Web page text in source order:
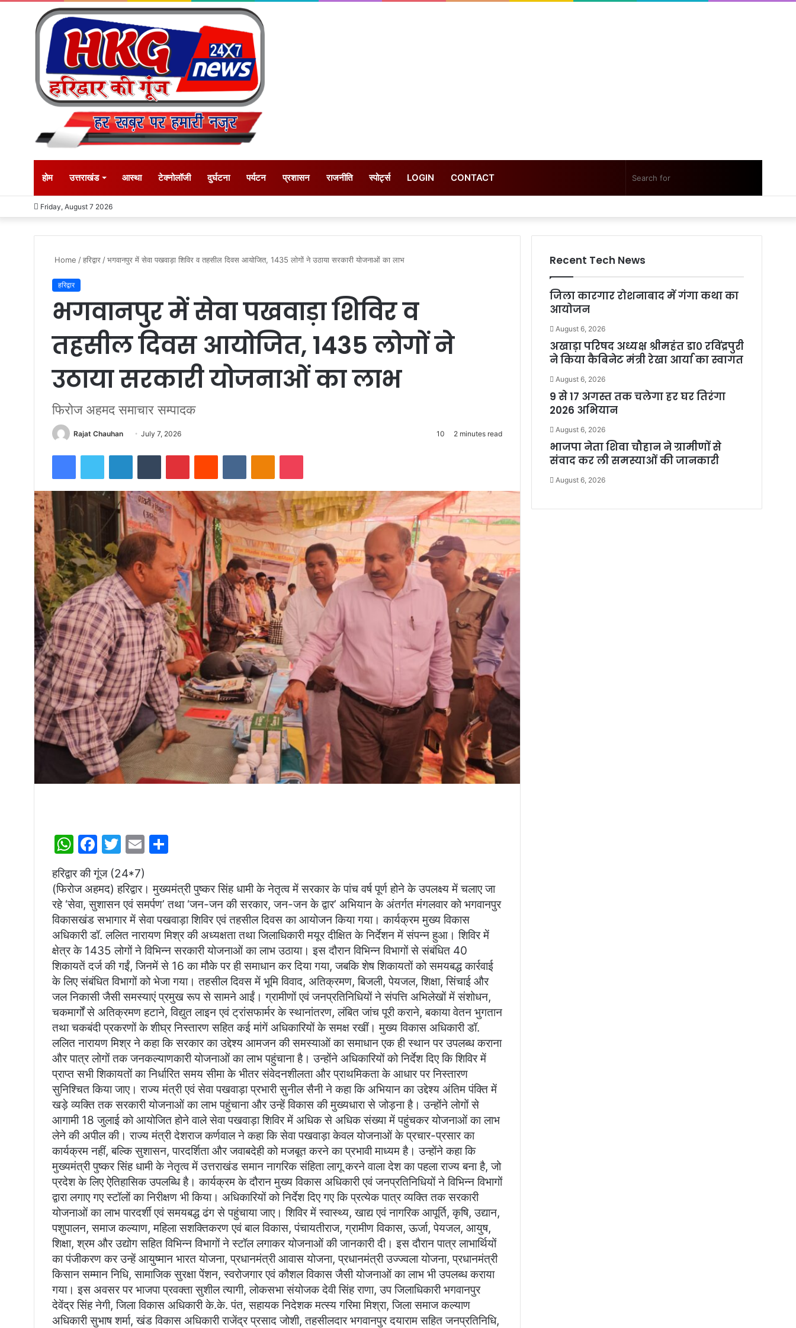
होम उत्तराखंड आस्था टेक्नोलॉजी दुर्घटना पर्यटन प्रशासन राजनीति स्पोर्ट्स LOGIN CONTACT Sidebar
Friday, August 7 2026
Home /हरिद्वार/भगवानपुर में सेवा पखवाड़ा शिविर व तहसील दिवस आयोजित, 1435 लोगों ने उठाया सरकारी योजनाओं का लाभ
हरिद्वार
भगवानपुर में सेवा पखवाड़ा शिविर व
तहसील दिवस आयोजित, 1435 लोगों ने
उठाया सरकारी योजनाओं का लाभ
फिरोज अहमद समाचार सम्पादक
Rajat Chauhan
SendJuly 7, 2026 10 2 minutes read
FacebookTwitter LinkedInTumblr PinterestReddit VKontakteOdnoklassniki
Pocket
W
at
s
A
p
p
F
a
c
e
b
o
o
k
T
itt
er
E
ai
l
ar
e
हरिद्वार की गूंज (24*7)
(फिरोज अहमद) हरिद्वार। मुख्यमंत्री पुष्कर सिंह धामी के नेतृत्व में सरकार के पांच वर्ष पूर्ण होने के उपलक्ष्य में चलाए जा
रहे ‘सेवा, सुशासन एवं समर्पण’ तथा ‘जन-जन की सरकार, जन-जन के द्वार’ अभियान के अंतर्गत मंगलवार को भगवानपुर
विकासखंड सभागार में सेवा पखवाड़ा शिविर एवं तहसील दिवस का आयोजन किया गया। कार्यक्रम मुख्य विकास
अधिकारी डॉ. ललित नारायण मिश्र की अध्यक्षता तथा जिलाधिकारी मयूर दीक्षित के निर्देशन में संपन्न हुआ। शिविर में
क्षेत्र के 1435 लोगों ने विभिन्न सरकारी योजनाओं का लाभ उठाया। इस दौरान विभिन्न विभागों से संबंधित 40
शिकायतें दर्ज की गईं, जिनमें से 16 का मौके पर ही समाधान कर दिया गया, जबकि शेष शिकायतों को समयबद्ध कार्रवाई
के लिए संबंधित विभागों को भेजा गया। तहसील दिवस में भूमि विवाद, अतिक्रमण, बिजली, पेयजल, शिक्षा, सिंचाई और
जल निकासी जैसी समस्याएं प्रमुख रूप से सामने आईं। ग्रामीणों एवं जनप्रतिनिधियों ने संपत्ति अभिलेखों में संशोधन,
चकमार्गों से अतिक्रमण हटाने, विद्युत लाइन एवं ट्रांसफार्मर के स्थानांतरण, लंबित जांच पूरी कराने, बकाया वेतन भुगतान
तथा चकबंदी प्रकरणों के शीघ्र निस्तारण सहित कई मांगें अधिकारियों के समक्ष रखीं। मुख्य विकास अधिकारी डॉ.
ललित नारायण मिश्र ने कहा कि सरकार का उद्देश्य आमजन की समस्याओं का समाधान एक ही स्थान पर उपलब्ध कराना
और पात्र लोगों तक जनकल्याणकारी योजनाओं का लाभ पहुंचाना है। उन्होंने अधिकारियों को निर्देश दिए कि शिविर में
प्राप्त सभी शिकायतों का निर्धारित समय सीमा के भीतर संवेदनशीलता और प्राथमिकता के आधार पर निस्तारण
सुनिश्चित किया जाए। राज्य मंत्री एवं सेवा पखवाड़ा प्रभारी सुनील सैनी ने कहा कि अभियान का उद्देश्य अंतिम पंक्ति में
खड़े व्यक्ति तक सरकारी योजनाओं का लाभ पहुंचाना और उन्हें विकास की मुख्यधारा से जोड़ना है। उन्होंने लोगों से
आगामी 18 जुलाई को आयोजित होने वाले सेवा पखवाड़ा शिविर में अधिक से अधिक संख्या में पहुंचकर योजनाओं का लाभ
लेने की अपील की। राज्य मंत्री देशराज कर्णवाल ने कहा कि सेवा पखवाड़ा केवल योजनाओं के प्रचार-प्रसार का
कार्यक्रम नहीं, बल्कि सुशासन, पारदर्शिता और जवाबदेही को मजबूत करने का प्रभावी माध्यम है। उन्होंने कहा कि
मुख्यमंत्री पुष्कर सिंह धामी के नेतृत्व में उत्तराखंड समान नागरिक संहिता लागू करने वाला देश का पहला राज्य बना है, जो
प्रदेश के लिए ऐतिहासिक उपलब्धि है। कार्यक्रम के दौरान मुख्य विकास अधिकारी एवं जनप्रतिनिधियों ने विभिन्न विभागों
द्वारा लगाए गए स्टॉलों का निरीक्षण भी किया। अधिकारियों को निर्देश दिए गए कि प्रत्येक पात्र व्यक्ति तक सरकारी
योजनाओं का लाभ पारदर्शी एवं समयबद्ध ढंग से पहुंचाया जाए। शिविर में स्वास्थ्य, खाद्य एवं नागरिक आपूर्ति, कृषि, उद्यान,
पशुपालन, समाज कल्याण, महिला सशक्तिकरण एवं बाल विकास, पंचायतीराज, ग्रामीण विकास, ऊर्जा, पेयजल, आयुष,
शिक्षा, श्रम और उद्योग सहित विभिन्न विभागों ने स्टॉल लगाकर योजनाओं की जानकारी दी। इस दौरान पात्र लाभार्थियों
का पंजीकरण कर उन्हें आयुष्मान भारत योजना, प्रधानमंत्री आवास योजना, प्रधानमंत्री उज्ज्वला योजना, प्रधानमंत्री
किसान सम्मान निधि, सामाजिक सुरक्षा पेंशन, स्वरोजगार एवं कौशल विकास जैसी योजनाओं का लाभ भी उपलब्ध कराया
गया। इस अवसर पर भाजपा प्रवक्ता सुशील त्यागी, लोकसभा संयोजक देवी सिंह राणा, उप जिलाधिकारी भगवानपुर
देवेंद्र सिंह नेगी, जिला विकास अधिकारी के.के. पंत, सहायक निदेशक मत्स्य गरिमा मिश्रा, जिला समाज कल्याण
अधिकारी सुभाष शर्मा, खंड विकास अधिकारी राजेंद्र प्रसाद जोशी, तहसीलदार भगवानपुर दयाराम सहित जनप्रतिनिधि,
Recent Tech News
जिला कारगार रोशनाबाद में गंगा कथा का
आयोजन
August 6, 2026
अखाड़ा परिषद अध्यक्ष श्रीमहंत डा० रविंद्रपुरी
ने किया कैबिनेट मंत्री रेखा आर्या का स्वागत
August 6, 2026
9 से 17 अगस्त तक चलेगा हर घर तिरंगा
2026 अभियान
August 6, 2026
भाजपा नेता शिवा चौहान ने ग्रामीणों से
संवाद कर ली समस्याओं की जानकारी
August 6, 2026